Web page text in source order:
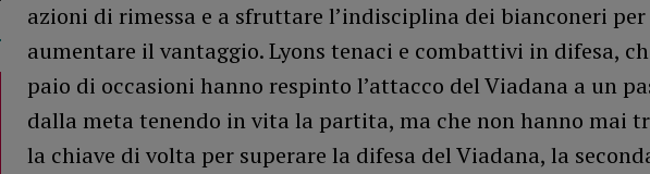
azioni di rimessa e a sfruttare l’indisciplina dei bianconeri per
aumentare il vantaggio. Lyons tenaci e combattivi in difesa,
paio di occasioni hanno respinto l’attacco del Viadana a un
dalla meta tenendo in vita la partita, ma che non hanno mai
la chiave di volta per superare la difesa del Viadana, la